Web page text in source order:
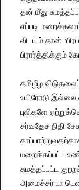
தன் மீது
எப்படி
விடயம் தான்
பிரார்த்திக்கும்
தமிழீழ
உயிரோடு
புலிகளே
சர்வதேச நிதி
மறைக்கப்பட்ட
சுமத்தப்பட்ட
அமைச்சர் பா